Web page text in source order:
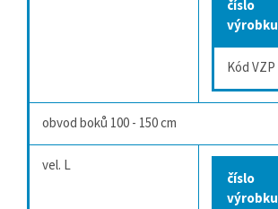
číslo
výrobku
Kód VZP
obvod boků 100 - 150 cm
vel. L
číslo
výrobku